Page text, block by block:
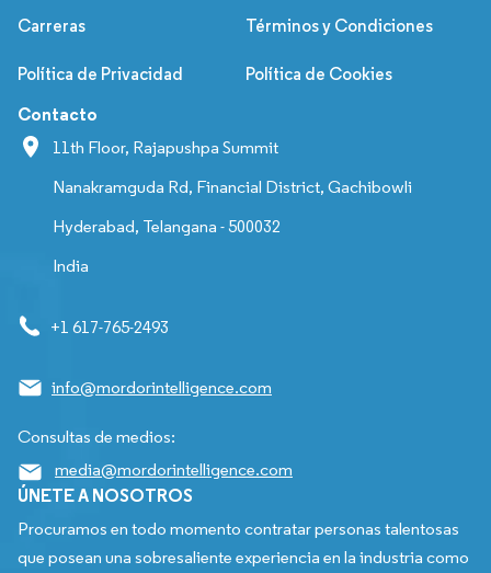
Carreras Términos y Condiciones
Política de Privacidad Política de Cookies
Contacto
11th Floor, Rajapushpa Summit
Nanakramguda Rd, Financial District, Gachibowli
Hyderabad, Telangana - 500032
India
+1 617-765-2493
info@mordorintelligence.com
Consultas de medios:
media@mordorintelligence.com
ÚNETE A NOSOTROS
Procuramos en todo momento contratar personas talentosas
que posean una sobresaliente experiencia en la industria como